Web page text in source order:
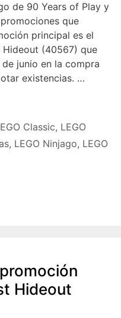
de 90 Years of Play y
que
principal es el
Hideout (40567) que
junio en la compra
existencias. …
Classic, LEGO
, LEGO Ninjago, LEGO
Hideout